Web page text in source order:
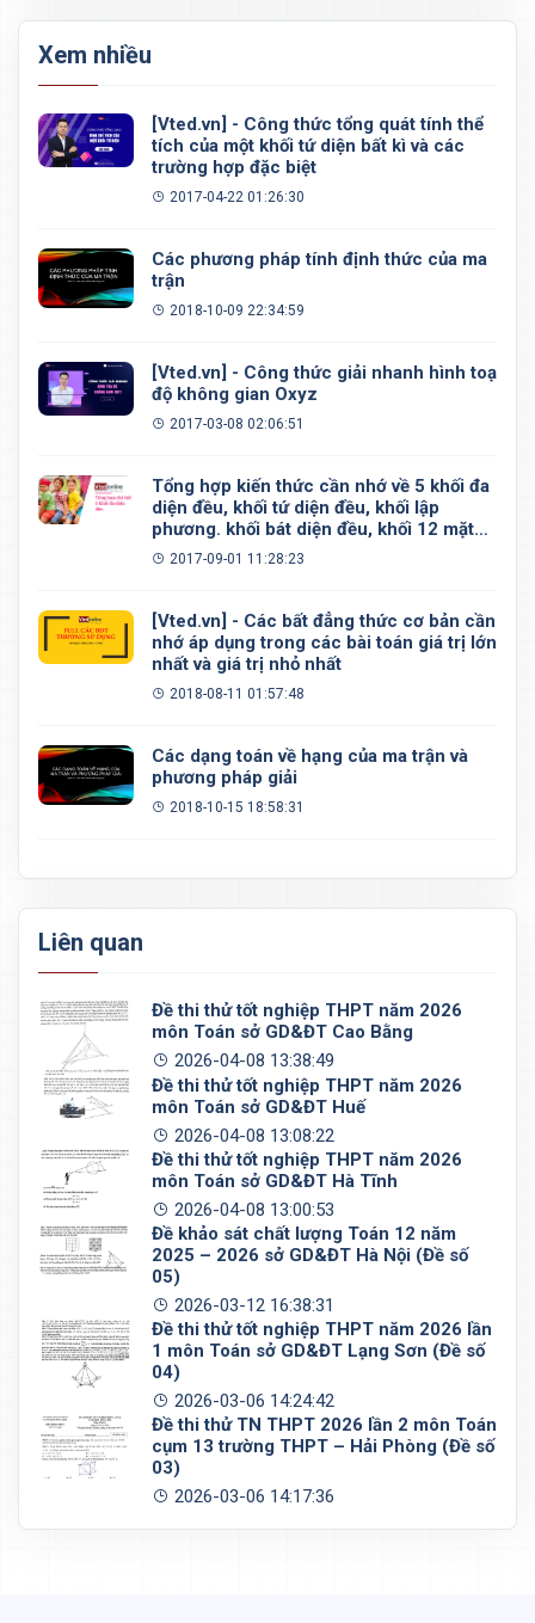
Xem nhiều
[Vted.vn] - Công thức tổng quát tính thể
tích của một khối tứ diện bất kì và các
trường hợp đặc biệt
2017-04-22 01:26:30
Các phương pháp tính định thức của ma
trận
2018-10-09 22:34:59
[Vted.vn] - Công thức giải nhanh hình toạ
độ không gian Oxyz
2017-03-08 02:06:51
Tổng hợp kiến thức cần nhớ về 5 khối đa
diện đều, khối tứ diện đều, khối lập
phương. khối bát diện đều, khối 12 mặt
đều, khối 20 mặt đều
2017-09-01 11:28:23
[Vted.vn] - Các bất đẳng thức cơ bản cần
nhớ áp dụng trong các bài toán giá trị lớn
nhất và giá trị nhỏ nhất
2018-08-11 01:57:48
Các dạng toán về hạng của ma trận và
phương pháp giải
2018-10-15 18:58:31
Liên quan
Đề thi thử tốt nghiệp THPT năm 2026
môn Toán sở GD&ĐT Cao Bằng
2026-04-08 13:38:49
Đề thi thử tốt nghiệp THPT năm 2026
môn Toán sở GD&ĐT Huế
2026-04-08 13:08:22
Đề thi thử tốt nghiệp THPT năm 2026
môn Toán sở GD&ĐT Hà Tĩnh
2026-04-08 13:00:53
Đề khảo sát chất lượng Toán 12 năm
2025 – 2026 sở GD&ĐT Hà Nội (Đề số
05)
2026-03-12 16:38:31
Đề thi thử tốt nghiệp THPT năm 2026 lần
1 môn Toán sở GD&ĐT Lạng Sơn (Đề số
04)
2026-03-06 14:24:42
Đề thi thử TN THPT 2026 lần 2 môn Toán
cụm 13 trường THPT – Hải Phòng (Đề số
03)
2026-03-06 14:17:36